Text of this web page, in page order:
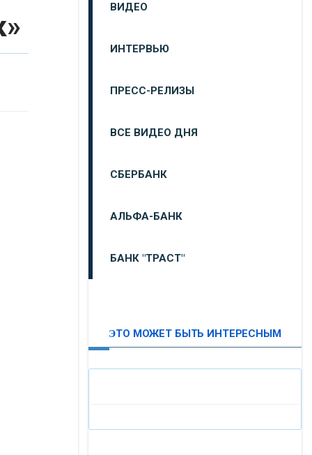
ВИДЕО
ИНТЕРВЬЮ
ПРЕСС-РЕЛИЗЫ
ВСЕ ВИДЕО ДНЯ
СБЕРБАНК
АЛЬФА-БАНК
БАНК "ТРАСТ"
ЭТО МОЖЕТ БЫТЬ ИНТЕРЕСНЫМ